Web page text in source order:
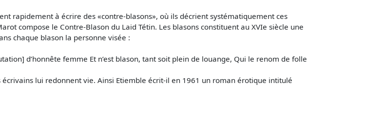
rapidement à écrire des «contre-blasons», où ils décrient systématiquement ces
compose le Contre-Blason du Laid Tétin. Les blasons constituent au XVIe siècle une
chaque blason la personne visée :
d’honnête femme Et n’est blason, tant soit plein de louange, Qui le renom de folle
lui redonnent vie. Ainsi Etiemble écrit-il en 1961 un roman érotique intitulé